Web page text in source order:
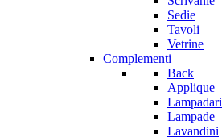
Sedie
Tavoli
Vetrine
Complementi
Back
Applique
Lampadari
Lampade
Lavandini